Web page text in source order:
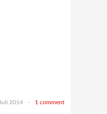
2014 - 1 comment